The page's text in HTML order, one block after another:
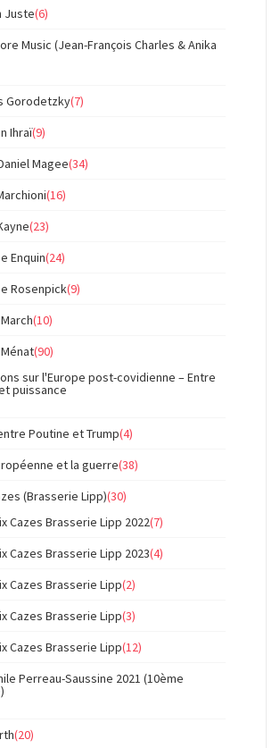
Juste(6)
Music (Jean-François Charles & Anika
Gorodetzky(7)
Ihraï(9)
Magee(34)
(16)
(23)
Enquin(24)
Rosenpick(9)
(10)
(90)
sur l'Europe post-covidienne – Entre
puissance
Poutine et Trump(4)
et la guerre(38)
(Brasserie Lipp)(30)
Cazes Brasserie Lipp 2022(7)
Cazes Brasserie Lipp 2023(4)
Cazes Brasserie Lipp(2)
Cazes Brasserie Lipp(3)
Cazes Brasserie Lipp(12)
Perreau-Saussine 2021 (10ème
(20)